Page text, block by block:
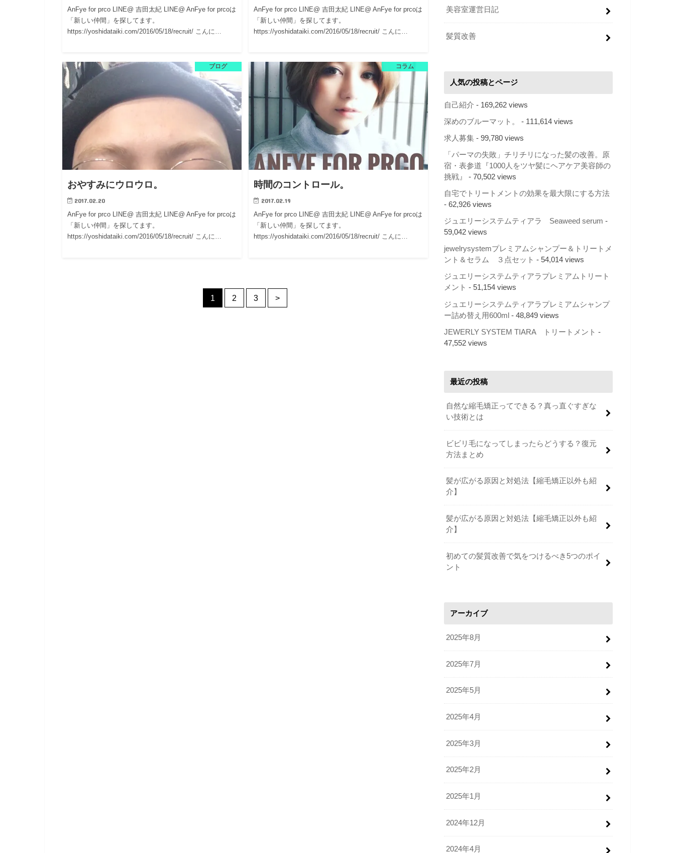
AnFye for prco LINE@ 吉田太紀 LINE@ AnFye for prcoは
「新しい仲間」を探してます。
https://yoshidataiki.com/2016/05/18/recruit/ こんに…
AnFye for prco LINE@ 吉田太紀 LINE@ AnFye for prcoは
「新しい仲間」を探してます。
https://yoshidataiki.com/2016/05/18/recruit/ こんに…
ブログ
おやすみにウロウロ。
2017.02.20
AnFye for prco LINE@ 吉田太紀 LINE@ AnFye for prcoは
「新しい仲間」を探してます。
https://yoshidataiki.com/2016/05/18/recruit/ こんに…
コラム
時間のコントロール。
2017.02.19
AnFye for prco LINE@ 吉田太紀 LINE@ AnFye for prcoは
「新しい仲間」を探してます。
https://yoshidataiki.com/2016/05/18/recruit/ こんに…
1 2 3 >
美容室運営日記
髪質改善
人気の投稿とページ
自己紹介 - 169,262 views
深めのブルーマット。 - 111,614 views
求人募集 - 99,780 views
「パーマの失敗」チリチリになった髪の改善。原
宿・表参道『1000人をツヤ髪にヘアケア美容師の
挑戦』
- 70,502 views
自宅でトリートメントの効果を最大限にする方法
- 62,926 views
ジュエリーシステムティアラ Seaweed serum -
59,042 views
jewelrysystemプレミアムシャンプー＆トリートメ
ント＆セラム ３点セット - 54,014 views
ジュエリーシステムティアラプレミアムトリート
メント - 51,154 views
ジュエリーシステムティアラプレミアムシャンプ
ー詰め替え用600ml - 48,849 views
JEWERLY SYSTEM TIARA トリートメント -
47,552 views
最近の投稿
自然な縮毛矯正ってできる？真っ直ぐすぎな
い技術とは
ビビリ毛になってしまったらどうする？復元
方法まとめ
髪が広がる原因と対処法【縮毛矯正以外も紹
介】
髪が広がる原因と対処法【縮毛矯正以外も紹
介】
初めての髪質改善で気をつけるべき5つのポイ
ント
アーカイブ
2025年8月
2025年7月
2025年5月
2025年4月
2025年3月
2025年2月
2025年1月
2024年12月
2024年4月